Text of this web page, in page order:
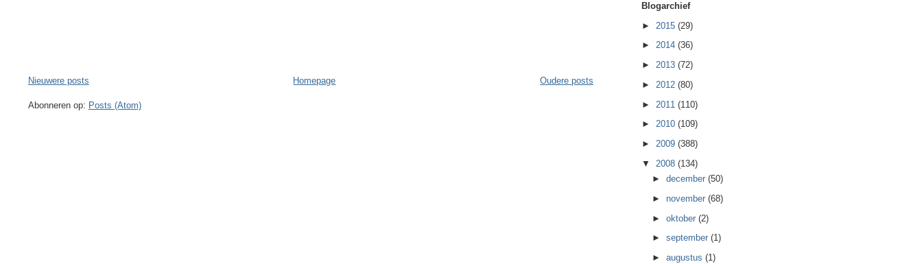
Nieuwere posts Oudere posts
Homepage
Abonneren op: Posts (Atom)
Blogarchief
► 2015 (29)
► 2014 (36)
► 2013 (72)
► 2012 (80)
► 2011 (110)
► 2010 (109)
► 2009 (388)
▼ 2008 (134)
►december(50)
►november(68)
►oktober(2)
►september(1)
►augustus(1)